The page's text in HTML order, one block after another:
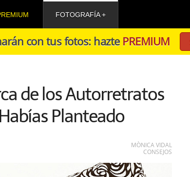
FOTOGRAFÍA
con tus fotos: hazte PREMIUM
de los Autorretratos
Planteado
MÒNICA VIDAL
CONSEJOS